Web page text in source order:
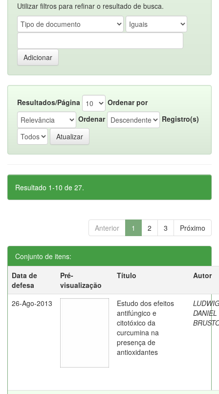
Utilizar filtros para refinar o resultado de busca.
Resultados/Página
Ordenar por
Ordenar
Registro(s)
Resultado 1-10 de 27.
Anterior 1 2 3 Próximo
Conjunto de itens:
Data de
defesa
Pré-
visualização
Título Autor
26-Ago-2013
Estudo dos efeitos
antifúngico e
citotóxico da
curcumina na
presença de
antioxidantes
DANIEL